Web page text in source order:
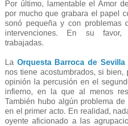
Por último, lamentable el Amor
por mucho que grabara el papel
sonó pequeña y con problemas
intervenciones. En su favor,
trabajadas.
La Orquesta Barroca de Sevilla
nos tiene acostumbrados, si bien,
opinión la percusión en el
infierno, en la que al menos
También hubo algún problema
en el primer acto. En realidad,
oyente aficionado a las